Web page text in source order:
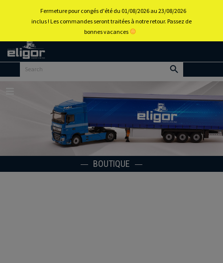
Retour
BOUTIQUE
Fermeture pour congés d'été du 01/08/2026 au 23/08/2026
inclus ! Les commandes seront traitées à notre retour. Passez de
bonnes vacances